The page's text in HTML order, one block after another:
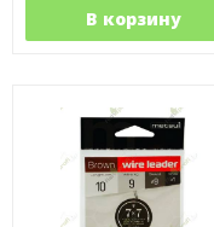
В корзину